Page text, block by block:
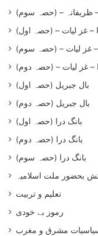
– ظریفانہ – (حصہ سوم)
– غز ليات – (حصہ اول)
– غز ليات – (حصہ سوم)
– غز لیات – (حصہ دوم)
بال جبریل (حصہ اول)
بال جبریل (حصہ دوم)
بانگ درا (حصہ اول)
بانگ درا (حصہ دوم)
بانگ درا (حصہ سوم)
بحضور ملت اسلامیہ
تعلیم و تربیت
رموز بے خودی
مشرق و مغرب